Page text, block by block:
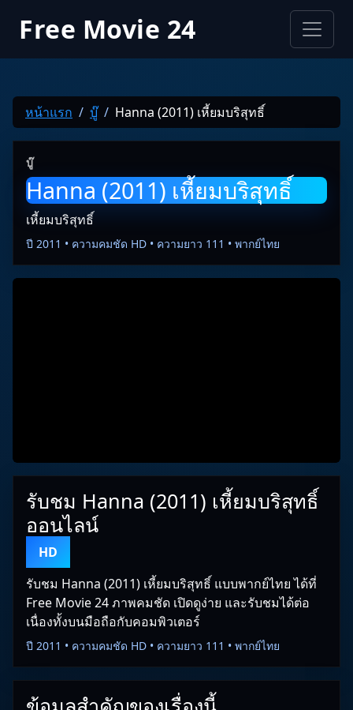
Free Movie 24
หน้าแรก บู๊ Hanna (2011) เหี้ยมบริสุทธิ์
บู๊
Hanna (2011) เหี้ยมบริสุทธิ์
เหี้ยมบริสุทธิ์
ปี 2011 • ความคมชัด HD • ความยาว 111 • พากย์ไทย
รับชม Hanna (2011) เหี้ยมบริสุทธิ์
ออนไลน์
HD
รับชม Hanna (2011) เหี้ยมบริสุทธิ์ แบบพากย์ไทย ได้ที่
Free Movie 24 ภาพคมชัด เปิดดูง่าย และรับชมได้ต่อ
เนื่องทั้งบนมือถือกับคอมพิวเตอร์
ปี 2011 • ความคมชัด HD • ความยาว 111 • พากย์ไทย